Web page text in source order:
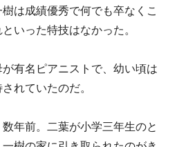
は成績優秀で何でも卒なくこ
いった特技はなかった。
有名ピアニストで、幼い頃は
れていたのだ。
年前。二葉が小学三年生のと